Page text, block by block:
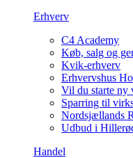
Erhverv
C4 Academy
Køb, salg og
Kvik-erhverv
Erhvervshus
Vil du starte ny
Sparring til
Nordsjællands
Udbud i
Handel